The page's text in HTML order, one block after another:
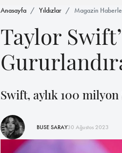
Anasayfa Yıldızlar Magazin
Taylor
Swift, aylık 100 milyon
BUSE SARAY30 Ağustos 2023